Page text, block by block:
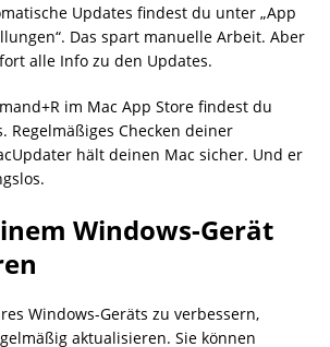
Updates findest du unter „App
Das spart manuelle Arbeit. Aber
alle Info zu den Updates.
im Mac App Store findest du
Regelmäßiges Checken deiner
hält deinen Mac sicher. Und er
Windows-Gerät
Windows-Geräts zu verbessern,
aktualisieren. Sie können